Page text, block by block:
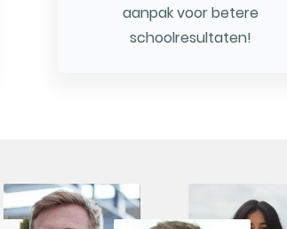
aanpak voor betere
schoolresultaten!